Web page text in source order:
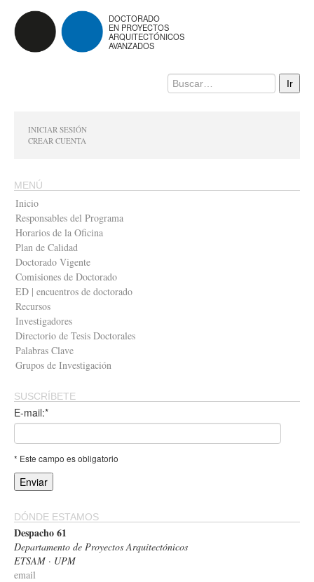
DOCTORADO
EN PROYECTOS
ARQUITECTÓNICOS
AVANZADOS
INICIAR SESIÓN
CREAR CUENTA
MENÚ
Inicio
Responsables del Programa
Horarios de la Oficina
Plan de Calidad
Doctorado Vigente
Comisiones de Doctorado
ED | encuentros de doctorado
Recursos
Investigadores
Directorio de Tesis Doctorales
Palabras Clave
Grupos de Investigación
SUSCRÍBETE
E-mail:*
* Este campo es obligatorio
DÓNDE ESTAMOS
Despacho 61
Departamento de Proyectos Arquitectónicos
ETSAM · UPM
email